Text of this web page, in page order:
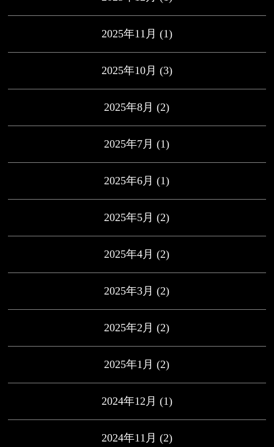
2025年11月 (1)
2025年10月 (3)
2025年8月 (2)
2025年7月 (1)
2025年6月 (1)
2025年5月 (2)
2025年4月 (2)
2025年3月 (2)
2025年2月 (2)
2025年1月 (2)
2024年12月 (1)
2024年11月 (2)